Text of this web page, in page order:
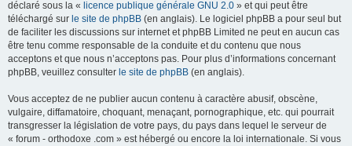
déclaré sous la « licence publique générale GNU 2.0 » et qui peut être
téléchargé sur le site de phpBB (en anglais). Le logiciel phpBB a pour seul but
de faciliter les discussions sur internet et phpBB Limited ne peut en aucun cas
être tenu comme responsable de la conduite et du contenu que nous
acceptons et que nous n’acceptons pas. Pour plus d’informations concernant
phpBB, veuillez consulter le site de phpBB (en anglais).
Vous acceptez de ne publier aucun contenu à caractère abusif, obscène,
vulgaire, diffamatoire, choquant, menaçant, pornographique, etc. qui pourrait
transgresser la législation de votre pays, du pays dans lequel le serveur de
« forum - orthodoxe .com » est hébergé ou encore la loi internationale. Si vous